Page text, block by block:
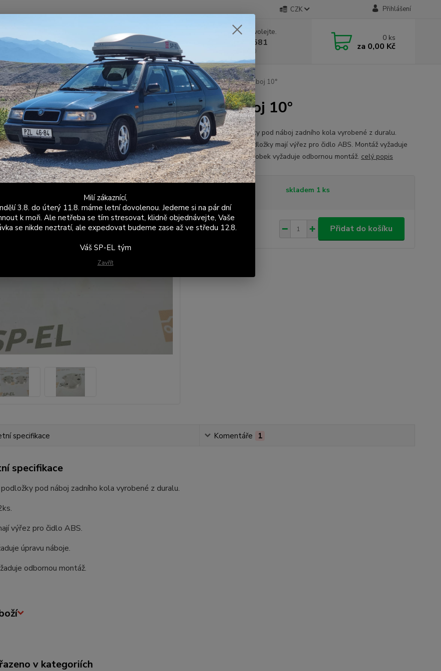
CZK Přihlášení
Hledat
Nevíte si rady? Zavolejte.
+420 603 411 581
Po - Pá 9:00 - 17:00
0 ks
za 0,00 Kč
/ Závodní podvozky Podložky Odklonové podložky Felicia pod zadní náboj 10°
podložky Felicia pod zadní náboj 10°
Odklonové podložky pod náboj zadního kola vyrobené z duralu.
Cena je za 2ks. Podložky mají výřez pro čidlo ABS. Montáž vyžaduje
úpravu náboje. Výrobek vyžaduje odbornou montáž. celý popis
skladem 1 ks
3 078 Kč Přidat do košíku
specifikace Komentáře 1
specifikace
pod náboj zadního kola vyrobené z duralu.
výřez pro čidlo ABS.
úpravu náboje.
odbornou montáž.
v kategoriích
Milí zákaznící,
3.8. do úterý 11.8. máme letní dovolenou. Jedeme si na pár dní
k moři. Ale netřeba se tím stresovat, klidně objednávejte, Vaše
se nikde neztratí, ale expedovat budeme zase až ve středu 12.8.
Váš SP-EL tým
Zavřít